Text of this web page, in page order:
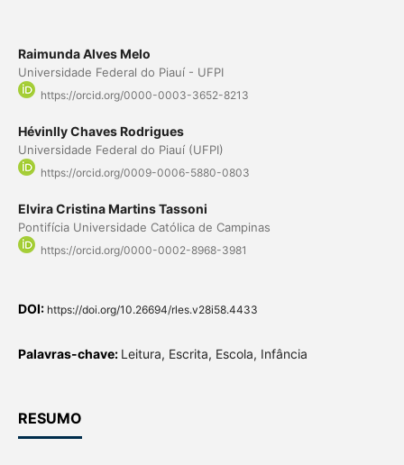
Raimunda Alves Melo
Universidade Federal do Piauí - UFPI
https://orcid.org/0000-0003-3652-8213
Hévinlly Chaves Rodrigues
Universidade Federal do Piauí (UFPI)
https://orcid.org/0009-0006-5880-0803
Elvira Cristina Martins Tassoni
Pontifícia Universidade Católica de Campinas
https://orcid.org/0000-0002-8968-3981
DOI: https://doi.org/10.26694/rles.v28i58.4433
Palavras-chave: Leitura, Escrita, Escola, Infância
RESUMO